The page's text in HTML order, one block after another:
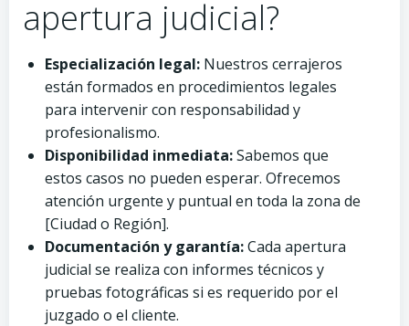
apertura judicial?
Especialización legal: Nuestros cerrajeros
están formados en procedimientos legales
para intervenir con responsabilidad y
profesionalismo.
Disponibilidad inmediata:Sabemos que
estos casos no pueden esperar. Ofrecemos
atención urgente y puntual en toda la zona de
[Ciudad o Región].
Documentación y garantía:Cada apertura
judicial se realiza con informes técnicos y
pruebas fotográficas si es requerido por el
juzgado o el cliente.